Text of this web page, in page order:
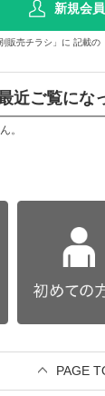
新規会
販売チラシ」に 記載の
近ご覧にな
。
PAGE